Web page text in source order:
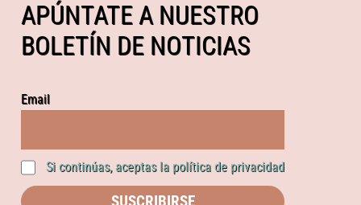
APÚNTATE A NUESTRO
BOLETÍN DE NOTICIAS
Email
Si continúas, aceptas la política de privacidad